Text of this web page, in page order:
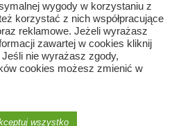
wygody w korzystaniu z
korzystać z nich współpracujące
reklamowe. Jeżeli wyrażasz
zawartej w cookies kliknij
nie wyrażasz zgody,
cookies możesz zmienić w
wszystko